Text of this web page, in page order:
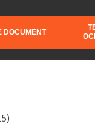
DOCUMENT